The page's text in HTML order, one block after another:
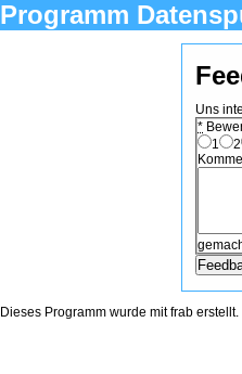
Programm
Uns
*
1
2
Dieses Programm wurde mitfrab erstellt.